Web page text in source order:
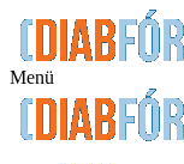
Menü